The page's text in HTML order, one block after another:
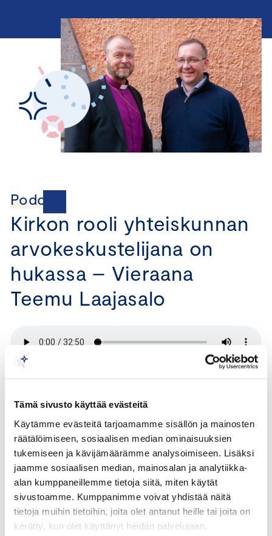
Tämä sivusto käyttää evästeitä
Käytämme evästeitä tarjoamamme sisällön ja mainosten
räätälöimiseen, sosiaalisen median ominaisuuksien
tukemiseen ja kävijämäärämme analysoimiseen. Lisäksi
jaamme sosiaalisen median, mainosalan ja analytiikka-
alan kumppaneillemme tietoja siitä, miten käytät
sivustoamme. Kumppanimme voivat yhdistää näitä
tietoja muihin tietoihin, joita olet antanut heille tai joita on
kerätty, kun olet käyttänyt heidän palvelujaan.
Podcast
Kirkon rooli yhteiskunnan
arvokeskustelijana on
hukassa – Vieraana
Teemu Laajasalo
Kapitalismia on kutsuttu toisinaan uskonnoksi.
kaikkitietävä ja kaikkialla. Ovatko taloustieteilijät jo
uskonto sittenkin hyvinvointivaltio?
@romakka-podcastissa ihmetellään tällä kertaa kirkon
roolia modernissa maailmassa yhdessä piispa Teemu
Laajasalon kanssa. Pitäisikö kirkon tyytyä sivustakatsojan
rooliin yhteiskunnassa?